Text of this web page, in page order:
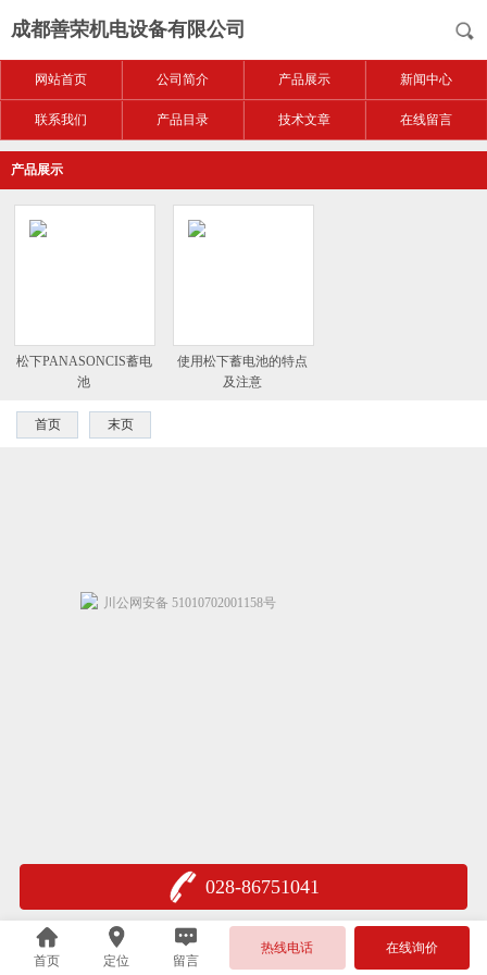
成都善荣机电设备有限公司
网站首页 公司简介 产品展示 新闻中心
联系我们 产品目录 技术文章 在线留言
产品展示
松下PANASONCIS蓄电
池
使用松下蓄电池的特点
及注意
首页 末页
028-86751041
首页 定位 留言
热线电话 在线询价
川公网安备 51010702001158号